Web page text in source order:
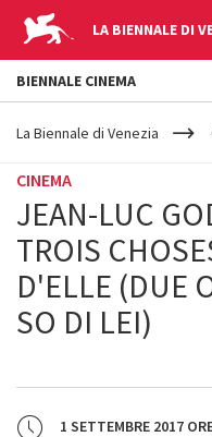
LA BIENNALE DI
YOUR
ARE
La Biennale di Venezia
CINEMA
JEAN-LUC
TROIS
D'ELLE (DUE
SO DI LEI)
1 SETTEMBRE 2017
BIENNALE CINEMA